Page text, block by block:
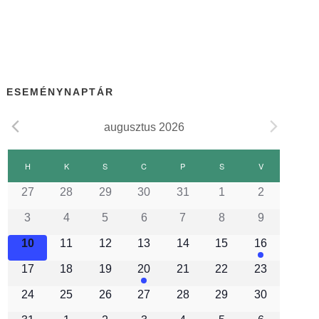
ESEMÉNYNAPTÁR
augusztus 2026
E
s
e
m
H KKEDD S C CSÜTÖRTÖK
P SSZOMBATVVASÁRNAP
27 28 29 30 31 1 2
3 4 5 6 7 8 9
10 11 12 13 14 15 16
17 18 19 20 21 22 23
24 25 26 27 28 29 30